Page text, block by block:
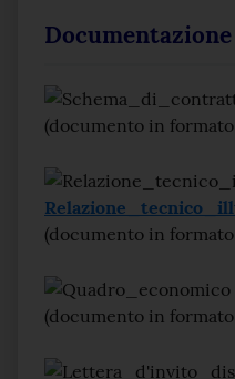
Documentazione
(documento in
(documento in formato
(documento in formato